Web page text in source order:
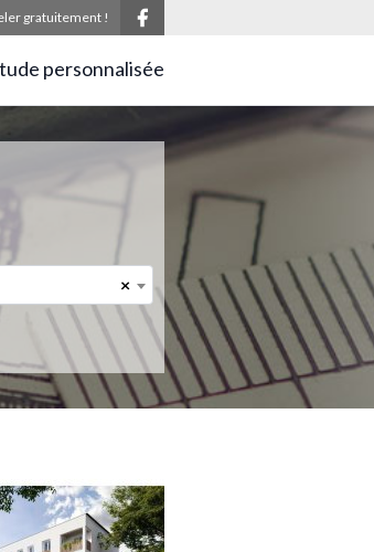
gratuitement !
personnalisée
×